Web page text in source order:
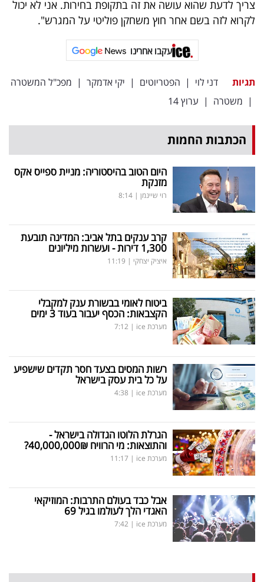
צריך לדעת שהוא עושה את זה בתקופת בחירות. אני לא יכול
לקרוא לזה בשם אחר חוץ משחקן פוליטי על המגרש".
עקבו אחרינו
תגיות דני לוי | הפטריוטים | יקי אדמקר | מפכ"ל המשטרה
| משטרה | ערוץ 14
הכתבות החמות
היום הטוב בהיסטוריה: מניית ספייס אקס
מזנקת
רוי שיינמן |
8:14
קרב ענקים בתל אביב: המדינה תובעת
1,300 דירות - ועשרות מיליונים
איציק יצחקי |
11:19
ביטוח לאומי בבשורת ענק למקבלי
הקצבאות: הכסף יעבור בעוד 3 ימים
מערכת ice |
7:12
רשות המסים בצעד חסר תקדים שישפיע
על כל בית עסק בישראל
מערכת ice |
4:38
הגרלת הלוטו הגדולה בישראל -
והתוצאות: מי הרוויח 40,000,000₪?
מערכת ice |
11:17
אבל כבד בעולם התרבות: המוזיקאי
האגדי הלך לעולמו בגיל 69
מערכת ice |
7:42